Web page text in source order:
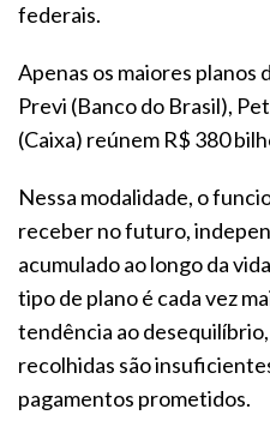
federais.
Apenas os maiores
Previ (Banco do Brasil),
(Caixa) reúnem R$ 380
Nessa modalidade, o
receber no futuro,
acumulado ao longo da
tipo de plano é cada vez
tendência ao
recolhidas são
pagamentos prometidos.